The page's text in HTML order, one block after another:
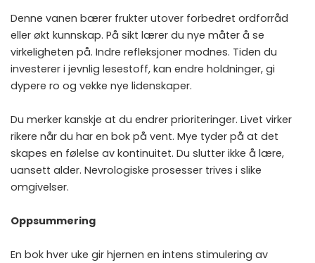
Denne vanen bærer frukter utover forbedret ordforråd
eller økt kunnskap. På sikt lærer du nye måter å se
virkeligheten på. Indre refleksjoner modnes. Tiden du
investerer i jevnlig lesestoff, kan endre holdninger, gi
dypere ro og vekke nye lidenskaper.
Du merker kanskje at du endrer prioriteringer. Livet virker
rikere når du har en bok på vent. Mye tyder på at det
skapes en følelse av kontinuitet. Du slutter ikke å lære,
uansett alder. Nevrologiske prosesser trives i slike
omgivelser.
Oppsummering
En bok hver uke gir hjernen en intens stimulering av